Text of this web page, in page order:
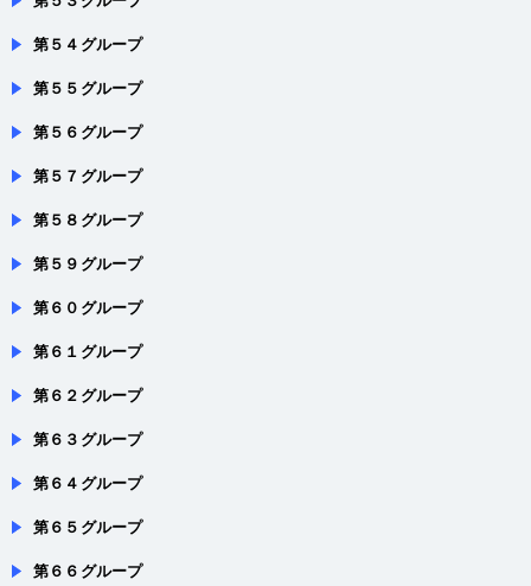
第５４グループ
第５５グループ
第５６グループ
第５７グループ
第５８グループ
第５９グループ
第６０グループ
第６１グループ
第６２グループ
第６３グループ
第６４グループ
第６５グループ
第６６グループ